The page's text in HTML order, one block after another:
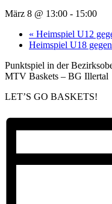
März 8 @ 13:00 - 15:00
« Heimspiel U12
Heimspiel U18
Punktspiel in der
MTV Baskets – BG Illertal
LET’S GO BASKETS!